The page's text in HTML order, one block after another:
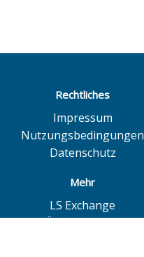
Rechtliches
Impressum
Nutzungsbedingungen
Datenschutz
Mehr
LS Exchange
BÖAG Börsen AG